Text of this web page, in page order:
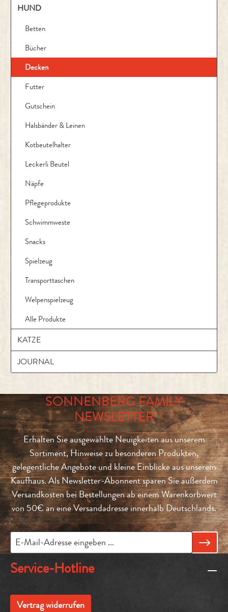
HUND
Betten
Bücher
Decken
Futter
Gutschein
Halsbänder & Leinen
Kotbeutelhalter
Leckerli Beutel
Näpfe
Pflegeprodukte
Schwimmweste
Snacks
Spielzeug
Transporttaschen
Welpenspielzeug
Alle Produkte
KATZE
JOURNAL
SONNENBERG FAMILY
NEWSLETTER
Erhalten Sie ausgewählte Neuigkeiten aus unserem
Sortiment, Hinweise zu besonderen Produkten,
gelegentliche Angebote und kleine Einblicke aus unserem
Kaufhaus. Als Newsletter-Abonnent sparen Sie außerdem
Versandkosten bei Bestellungen ab einem Warenkorbwert
von 50€ an eine Versandadresse innerhalb Deutschlands.
Service-Hotline
Vertrag widerrufen